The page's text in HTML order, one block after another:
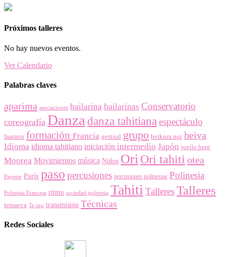
Próximos talleres
No hay nuevos eventos.
Ver Calendario
Palabras claves
aparima asociaciones bailarina bailarinas Conservatorio
coreografía Danza danza tahitiana espectáculo
faarapu formación Francia gestual grupo heikura nui heiva
Idioma idioma tahitiano iniciación intermedio Japón joelle berg
Moorea Movimientos música Niños OriOri tahiti otea
Papeete París paso percusiones percusiones polinesias Polinesia
Polinesia Francesa ritmo sociedad polinesia Tahiti TalleresTalleres
temaeva Te oro transmisión Técnicas
Redes Sociales